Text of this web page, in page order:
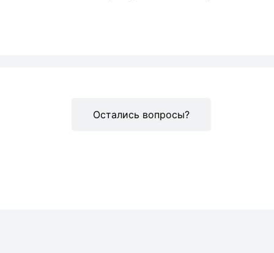
Остались вопросы?